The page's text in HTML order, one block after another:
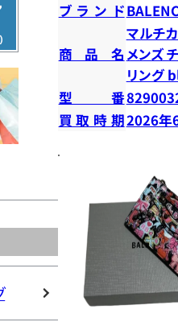
ブランド
商品名
マルチ
メンズ
リング
型番
買取時期2026年